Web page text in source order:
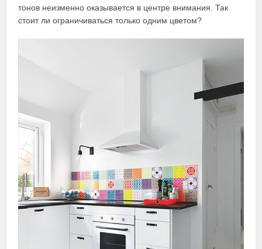
тонов неизменно оказывается в центре внимания. Так
стоит ли ограничиваться только одним цветом?